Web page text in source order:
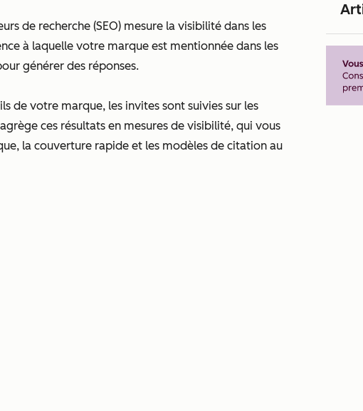
de recherche (SEO) mesure la visibilité dans les
à laquelle votre marque est mentionnée dans les
générer des réponses.
de votre marque, les invites sont suivies sur les
ces résultats en mesures de visibilité, qui vous
la couverture rapide et les modèles de citation au